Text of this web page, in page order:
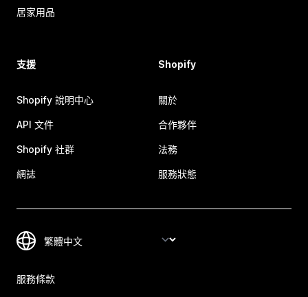
居家用品
支援
Shopify 說明中心
API 文件
Shopify 社群
網誌
Shopify
關於
合作夥伴
法務
服務狀態
服務條款